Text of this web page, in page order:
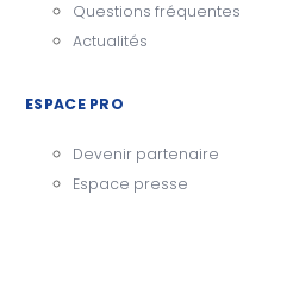
Questions fréquentes
Actualités
ESPACE PRO
Devenir partenaire
Espace presse